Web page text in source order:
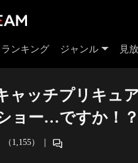
ランキング ジャンル 見
ャッチプリキュ
ョー…ですか！？
（1,155） ｜